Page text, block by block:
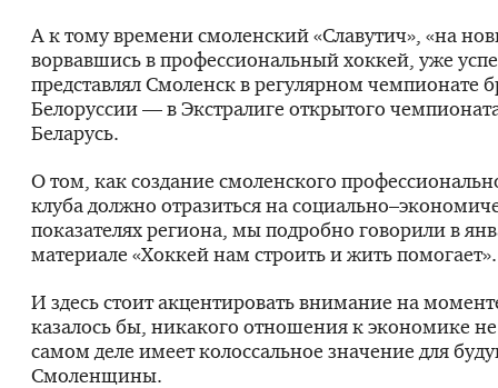
А к тому времени смоленский «Славутич», «на
ворвавшись в профессиональный хоккей, уже
представлял Смоленск в регулярном чемпионате
Белоруссии — в Экстралиге открытого
Беларусь.
О том, как создание смоленского
клуба должно отразиться на
показателях региона, мы подробно говорили в
материале «Хоккей нам строить и жить помогает».
И здесь стоит акцентировать внимание на
казалось бы, никакого отношения к экономике
самом деле имеет колоссальное значение для
Смоленщины.